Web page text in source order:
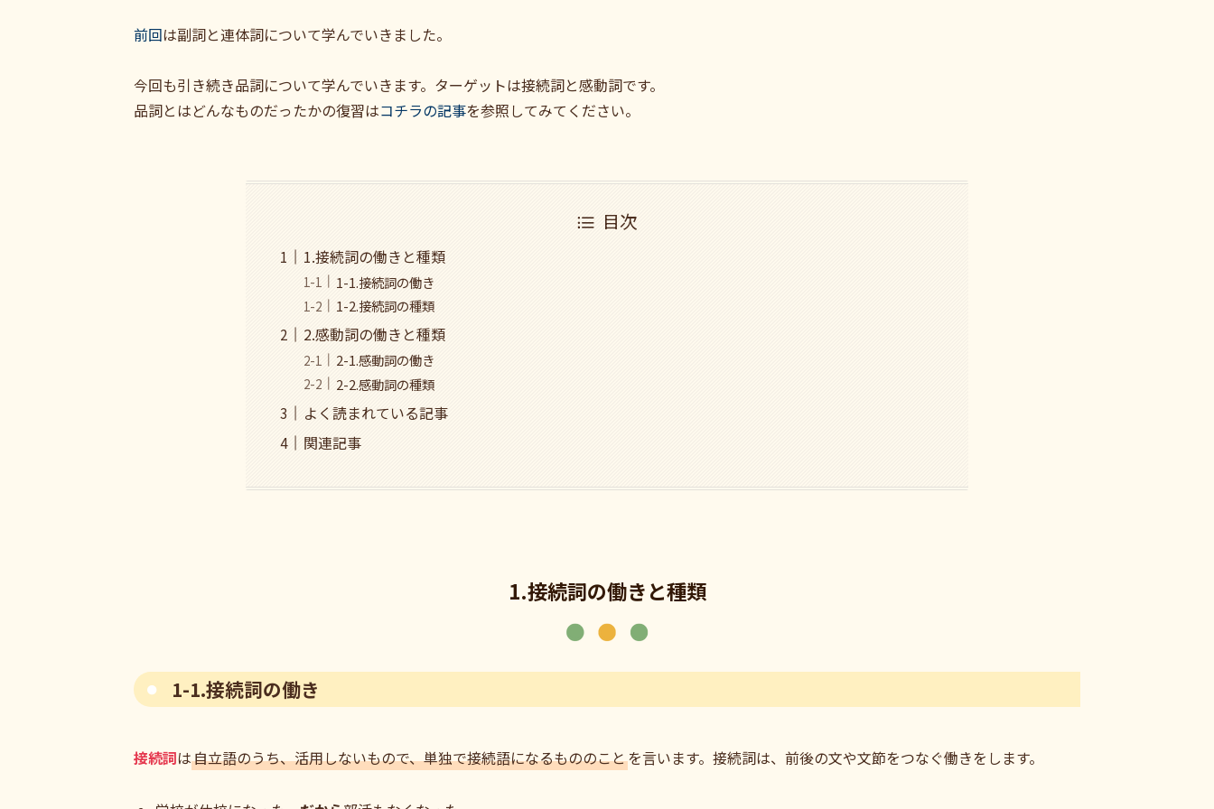
前回は副詞と連体詞について学んでいきました。
今回も引き続き品詞について学んでいきます。ターゲットは接続詞と感動詞です。
品詞とはどんなものだったかの復習はコチラの記事を参照してみてください。
目次
1.接続詞の働きと種類
1-1.接続詞の働き
1-2.接続詞の種類
2.感動詞の働きと種類
2-1.感動詞の働き
2-2.感動詞の種類
よく読まれている記事
関連記事
1.接続詞の働きと種類
1-1.接続詞の働き
接続詞は自立語のうち、活用しないもので、単独で接続語になるもののことを言います。接続詞は、前後の文や文節をつなぐ働きをします。